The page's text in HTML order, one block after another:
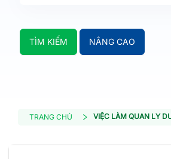
TÌM KIẾM NÂNG CAO
TRANG CHỦ VIỆC LÀM QUAN LY